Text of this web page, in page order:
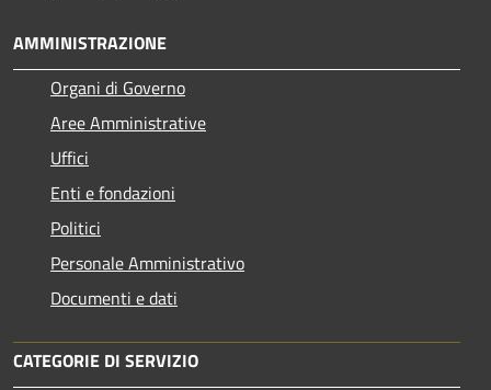
AMMINISTRAZIONE
Organi di Governo
Aree Amministrative
Uffici
Enti e fondazioni
Politici
Personale Amministrativo
Documenti e dati
CATEGORIE DI SERVIZIO